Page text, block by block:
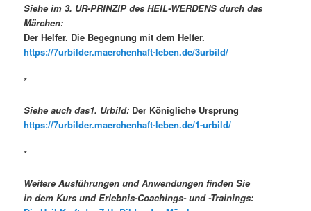
Siehe im 3. UR-PRINZIP des HEIL-WERDENS durch das
Märchen:
Der Helfer. Die Begegnung mit dem Helfer.
https://7urbilder.maerchenhaft-leben.de/3urbild/
*
Siehe auch das1. Urbild: Der Königliche Ursprung
https://7urbilder.maerchenhaft-leben.de/1-urbild/
*
Weitere Ausführungen und Anwendungen finden Sie
in dem Kurs und Erlebnis-Coachings- und -Trainings: